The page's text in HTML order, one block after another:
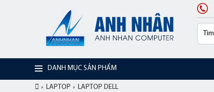
DANH MỤC SẢN PHẨM
LAPTOP LAPTOP DELL